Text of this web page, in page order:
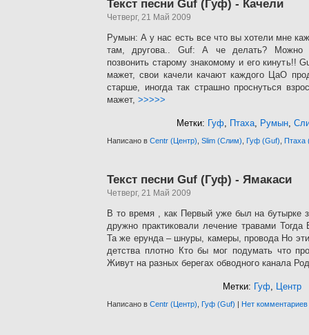
Текст песни Guf (Гуф) - Качели
Четверг, 21 Май 2009
Румын: А у нас есть все что вы хотели мне
там, другова.. Guf: А че делать? Можно
позвонить старому знакомому и его кинуть!!
мажет, свои качели качают каждого ЦаО
старше, иногда так страшно проснуться
мажет, >>>>>
Метки: Гуф, Птаха, Румын,
Написано в Centr (Центр) Slim (Слим) Гуф (Guf) Птаха
Текст песни Guf (Гуф) - Ямакаси
Четверг, 21 Май 2009
В то время , как Первый уже был на бутырке
дружно практиковали лечение травами
Та же ерунда – шнуры, камеры, провода Но
детства плотно Кто бы мог подумать что
Живут на разных берегах обводного канала
Метки: Гуф, Центр
Написано в Centr (Центр) Гуф (Guf) | Нет комментариев